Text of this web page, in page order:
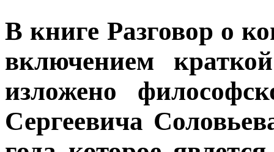
В книге Разговор о
включением
изложено
Сергеевича